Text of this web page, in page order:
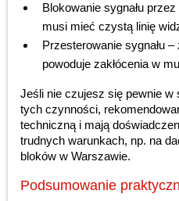
Blokowanie sygnału
musi mieć czystą linię
Przesterowanie sygnału
powoduje zakłócenia w
Jeśli nie czujesz się pewnie
tych czynności,
techniczną i mają
trudnych warunkach, np. na
bloków w Warszawie.
Podsumowanie